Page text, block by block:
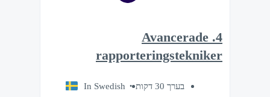
4. Avancerade
rapporteringstekniker
בערך 30 דקות In Swedish